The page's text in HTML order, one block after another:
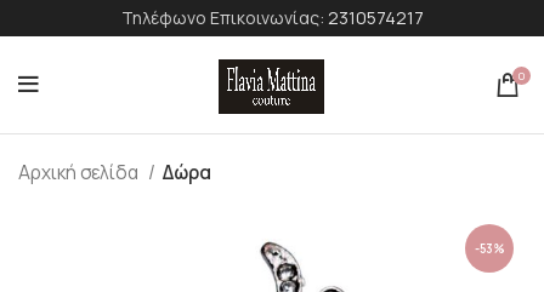
Τηλέφωνο Επικοινωνίας: 2310574217
0
Αρχική σελίδα Δώρα
-53%